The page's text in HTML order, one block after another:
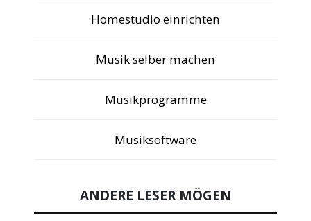
Homestudio einrichten
Musik selber machen
Musikprogramme
Musiksoftware
ANDERE LESER MÖGEN